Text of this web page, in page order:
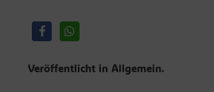
Veröffentlicht in Allgemein.